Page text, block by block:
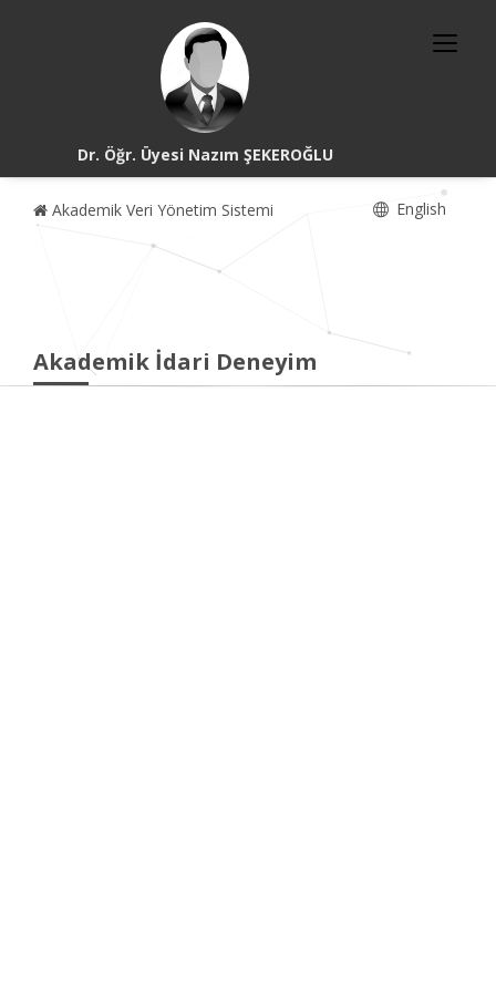
Dr. Öğr. Üyesi Nazım ŞEKEROĞLU
Akademik Veri Yönetim Sistemi English
Akademik İdari Deneyim